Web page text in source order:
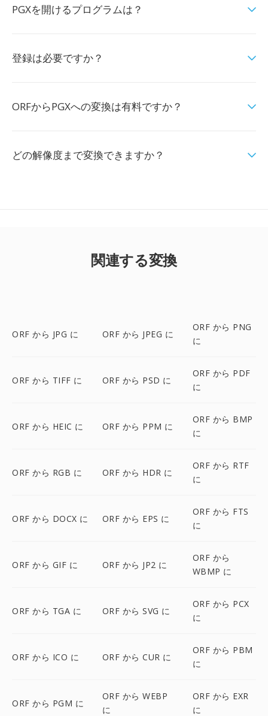
PGXを開けるプログラムは？
登録は必要ですか？
ORFからPGXへの変換は有料ですか？
どの解像度まで変換できますか？
関連する変換
ORF から JPG に ORF から JPEG に
ORF から PNG
に
ORF から TIFF に ORF から PSD に
ORF から PDF
に
ORF から HEIC に ORF から PPM に
ORF から BMP
に
ORF から RGB に ORF から HDR に
ORF から RTF
に
ORF から DOCX に ORF から EPS に
ORF から FTS
に
ORF から GIF に ORF から JP2 に
ORF から
WBMP に
ORF から TGA に ORF から SVG に
ORF から PCX
に
ORF から ICO に ORF から CUR に
ORF から PBM
に
ORF から PGM に
ORF から WEBP
に
ORF から EXR
に